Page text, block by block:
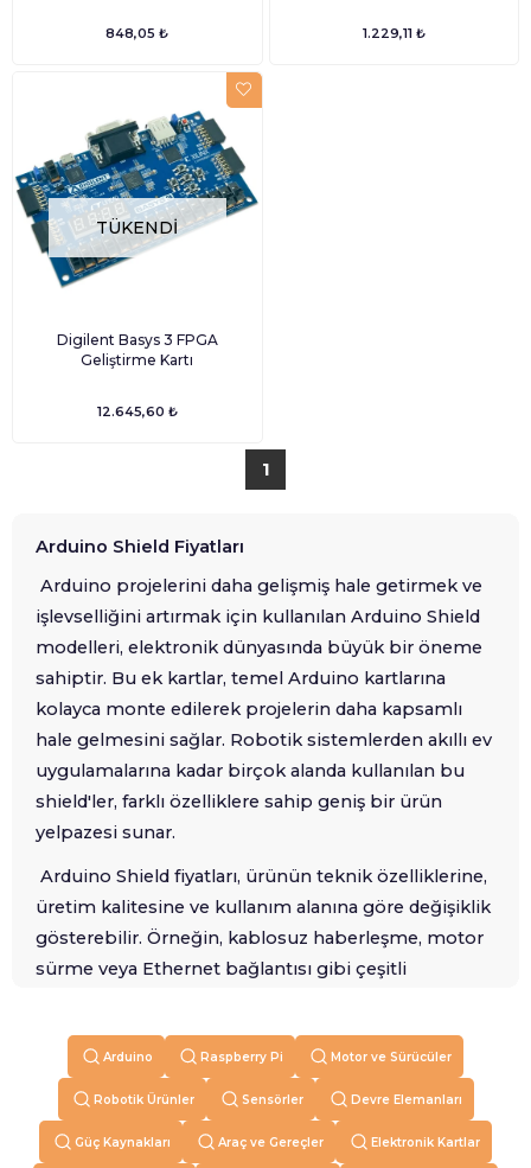
848,05 ₺ 1.229,11 ₺
TÜKENDI
Digilent Basys 3 FPGA
Geliştirme Kartı
12.645,60 ₺
1
Arduino Shield Fiyatları
Arduino projelerini daha gelişmiş hale getirmek ve
işlevselliğini artırmak için kullanılan Arduino Shield
modelleri, elektronik dünyasında büyük bir öneme
sahiptir. Bu ek kartlar, temel Arduino kartlarına
kolayca monte edilerek projelerin daha kapsamlı
hale gelmesini sağlar. Robotik sistemlerden akıllı ev
uygulamalarına kadar birçok alanda kullanılan bu
shield'ler, farklı özelliklere sahip geniş bir ürün
yelpazesi sunar.
Arduino Shield fiyatları, ürünün teknik özelliklerine,
üretim kalitesine ve kullanım alanına göre değişiklik
gösterebilir. Örneğin, kablosuz haberleşme, motor
sürme veya Ethernet bağlantısı gibi çeşitli
kullanıcılarla buluşur. Genel olarak, başlangıç
seviyesi projeler için uygun fiyatlı seçenekler
bulunurken, profesyonel kullanıma yönelik gelişmiş
özelliklere sahip shield'ler biraz daha yüksek fiyatlı
olabilir. Ancak, en bütçe dostu ve kaliteli ürünleri
Arduino Raspberry Pi Motor ve Sürücüler
Robotik Ürünler Sensörler Devre Elemanları
Güç Kaynakları Araç ve Gereçler Elektronik Kartlar